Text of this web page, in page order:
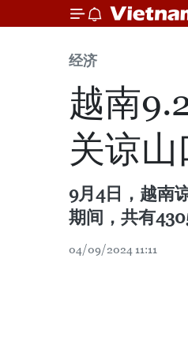
经济
越南
关谅山
9月4日，越南
期间，共有
04/09/2024 11:11